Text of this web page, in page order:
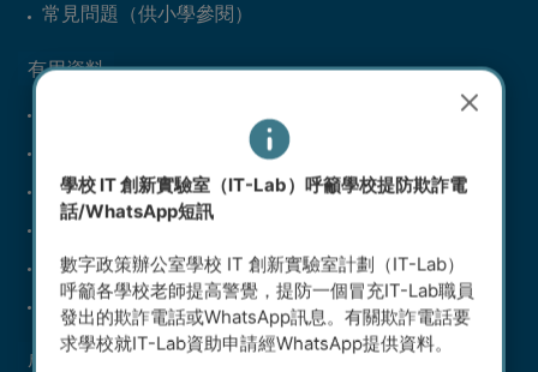
學校 IT 創新實驗室（IT-Lab）呼籲學校提防欺詐電
話/WhatsApp短訊
數字政策辦公室學校 IT 創新實驗室計劃（IT-Lab）
呼籲各學校老師提高警覺，提防一個冒充IT-Lab職員
發出的欺詐電話或WhatsApp訊息。有關欺詐電話要
求學校就IT-Lab資助申請經WhatsApp提供資料。
常見問題（供小學參閱）
有用資料
資訊科技設備及設施參考清單（中學）
資訊科技設備及設施參考清單（小學）
課外活動例子（小學）
已批申請（中學）
已批申請（小學）
成就